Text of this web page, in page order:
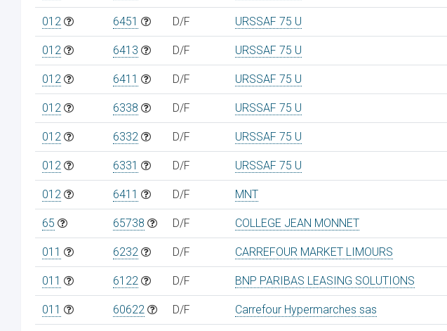
012 6451 D/F URSSAF 75 U
012 6413 D/F URSSAF 75 U
012 6411 D/F URSSAF 75 U
012 6338 D/F URSSAF 75 U
012 6332 D/F URSSAF 75 U
012 6331 D/F URSSAF 75 U
012 6411 D/F MNT
65 65738 D/F COLLEGE JEAN MONNET
011 6232 D/F CARREFOUR MARKET LIMOURS
011 6122 D/F BNP PARIBAS LEASING SOLUTIONS
011 60622 D/F Carrefour Hypermarches sas